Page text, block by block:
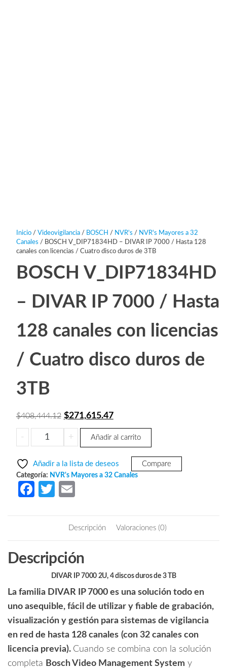
Inicio/ Videovigilancia/ BOSCH / NVR's / NVR's Mayores a 32
Canales / BOSCH V_DIP71834HD – DIVAR IP 7000 / Hasta 128
canales con licencias / Cuatro disco duros de 3TB
BOSCH V_DIP71834HD
– DIVAR IP 7000 / Hasta
128 canales con licencias
/ Cuatro disco duros de
3TB
$408,444.12 El
precio
original
$408,444.12.
$271,615.47El
precio
$271,615.47.
-
BOSCH
V_DIP71834HD
DIVAR
IP
7000
con
licencias
Cuatro
disco
duros
cantidad
+ Añadir al carrito
Añadir a la lista de deseos Compare
Categoría: NVR's Mayores a 32 Canales
Fa
o
T
itt
ail
Descripción Valoraciones (0)
Descripción
DIVAR IP 7000 2U, 4 discos duros de 3 TB
La familia DIVAR IP 7000 es una solución todo en
uno asequible, fácil de utilizar y fiable de grabación,
visualización y gestión para sistemas de vigilancia
en red de hasta 128 canales (con 32 canales con
licencia previa). Cuando se combina con la solución
completa Bosch Video Management System y